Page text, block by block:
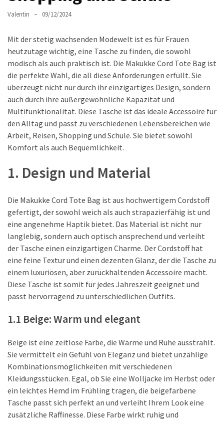
auf
Fünf
grundlegende
Hosenformen
und
wie
man
sie
richtig
kombiniert
Taschenmarken
Stylisch,
individuell
und
garantiert
kein
Einheitslook
MOST
CATEGORIES
Persönliche
Hautpflege
(25)
Haarpflege
(10)
Körperhygiene
Valentin 09/12/2024
Mit der stetig wachsenden Modewelt ist es für Frauen
heutzutage wichtig, eine Tasche zu finden, die sowohl
modisch als auch praktisch ist. Die Makukke Cord Tote Bag ist
die perfekte Wahl, die all diese Anforderungen erfüllt. Sie
überzeugt nicht nur durch ihr einzigartiges Design, sondern
auch durch ihre außergewöhnliche Kapazität und
Multifunktionalität. Diese Tasche ist das ideale Accessoire für
den Alltag und passt zu verschiedenen Lebensbereichen wie
Arbeit, Reisen, Shopping und Schule. Sie bietet sowohl
Komfort als auch Bequemlichkeit.
1. Design und Material
Die Makukke Cord Tote Bag ist aus hochwertigem Cordstoff
gefertigt, der sowohl weich als auch strapazierfähig ist und
eine angenehme Haptik bietet. Das Material ist nicht nur
langlebig, sondern auch optisch ansprechend und verleiht
der Tasche einen einzigartigen Charme. Der Cordstoff hat
eine feine Textur und einen dezenten Glanz, der die Tasche zu
einem luxuriösen, aber zurückhaltenden Accessoire macht.
Diese Tasche ist somit für jedes Jahreszeit geeignet und
passt hervorragend zu unterschiedlichen Outfits.
1.1 Beige: Warm und elegant
Beige ist eine zeitlose Farbe, die Wärme und Ruhe ausstrahlt.
Sie vermittelt ein Gefühl von Eleganz und bietet unzählige
Kombinationsmöglichkeiten mit verschiedenen
Kleidungsstücken. Egal, ob Sie eine Wolljacke im Herbst oder
ein leichtes Hemd im Frühling tragen, die beigefarbene
Tasche passt sich perfekt an und verleiht Ihrem Look eine
zusätzliche Raffinesse. Diese Farbe wirkt ruhig und